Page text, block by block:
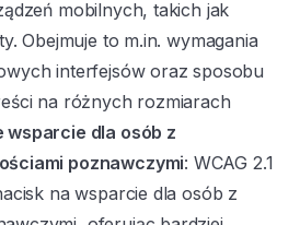
mobilnych, takich jak
Obejmuje to m.in. wymagania
interfejsów oraz sposobu
na różnych rozmiarach
wsparcie dla osób z
poznawczymi: WCAG 2.1
na wsparcie dla osób z